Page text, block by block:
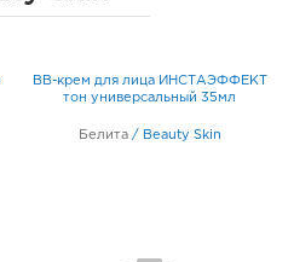
BB-крем для лица ИНСТАЭФФЕКТ
тон универсальный 35мл
Белита / Beauty Skin